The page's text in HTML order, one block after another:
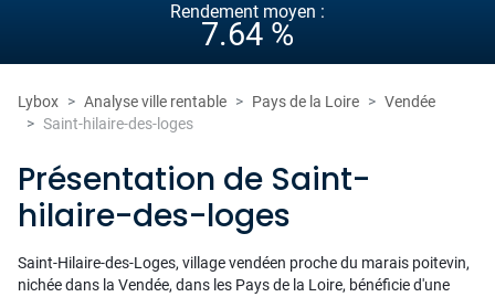
Rendement moyen :
7.64 %
Lybox Analyse ville rentable Pays de la Loire
Vendée
Saint-hilaire-des-loges
Présentation de Saint-
hilaire-des-loges
Saint-Hilaire-des-Loges, village vendéen proche du marais poitevin,
nichée dans la Vendée, dans les Pays de la Loire, bénéficie d'une